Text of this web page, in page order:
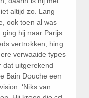
altijd zo. Lang
ook toen al was
hij naar Parijs
vertrokken, hing
verwaaide types
dat uitgerekend
Bain Douche een
‘Niks van